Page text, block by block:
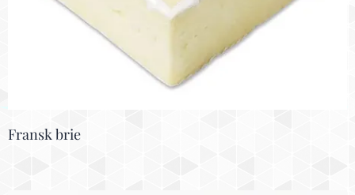
Fransk brie